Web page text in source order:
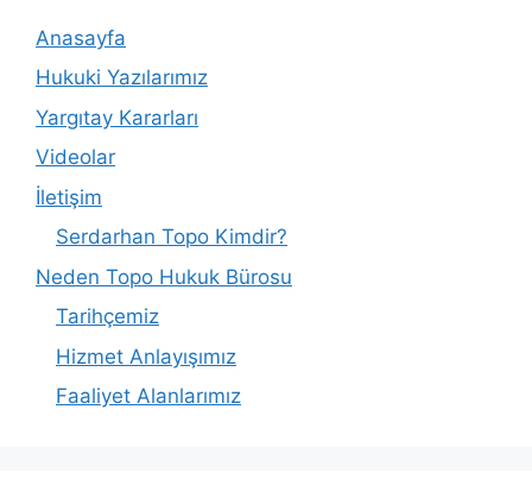
Anasayfa
Hukuki Yazılarımız
Yargıtay Kararları
Videolar
İletişim
Serdarhan Topo Kimdir?
Neden Topo Hukuk Bürosu
Tarihçemiz
Hizmet Anlayışımız
Faaliyet Alanlarımız